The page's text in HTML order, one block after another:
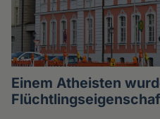
Einem Atheisten